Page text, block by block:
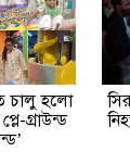
চালু হলো
গ্রাউন্ড